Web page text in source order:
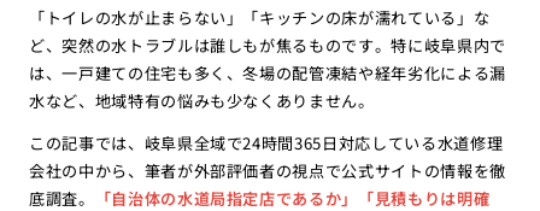
「トイレの水が止まらない」「キッチンの床が濡れている」な
ど、突然の水トラブルは誰しもが焦るものです。特に岐阜県内で
は、一戸建ての住宅も多く、冬場の配管凍結や経年劣化による漏
水など、地域特有の悩みも少なくありません。
この記事では、岐阜県全域で24時間365日対応している水道修理
会社の中から、筆者が外部評価者の視点で公式サイトの情報を徹
底調査。
「自治体の水道局指定店であるか」「見積もりは明確